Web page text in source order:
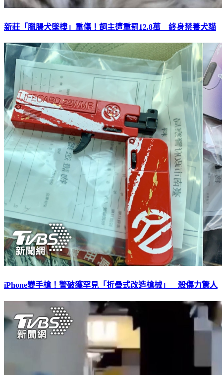
新莊「臘腸犬墜樓」重傷！飼主遭重罰12.8萬 終身禁養犬貓
iPhone變手槍！警破獲罕見「折疊式改造槍械」 殺傷力驚人